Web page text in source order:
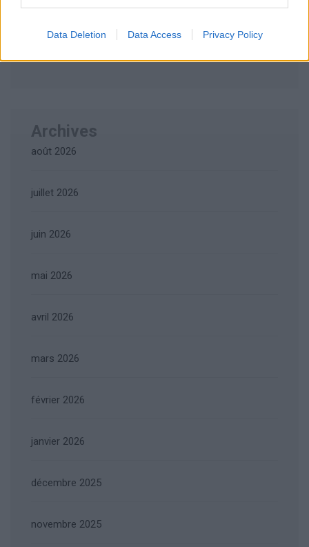
Data Deletion Data Access Privacy Policy
Commentaires récents
Aucun commentaire à afficher.
Archives
août 2026
juillet 2026
juin 2026
mai 2026
avril 2026
mars 2026
février 2026
janvier 2026
décembre 2025
novembre 2025